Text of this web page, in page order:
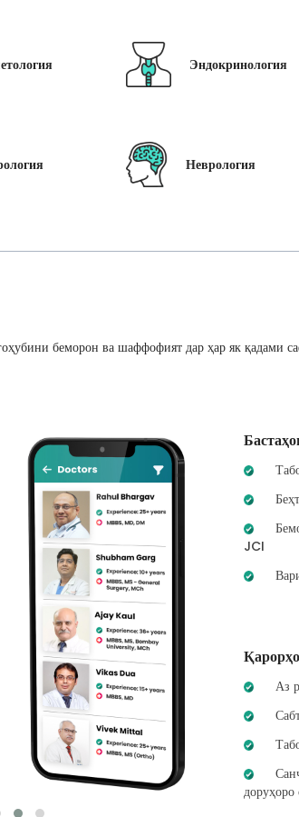
Эндокринология
Неврология
беморон ва шаффофият дар ҳар як қадами
JCI
Аз